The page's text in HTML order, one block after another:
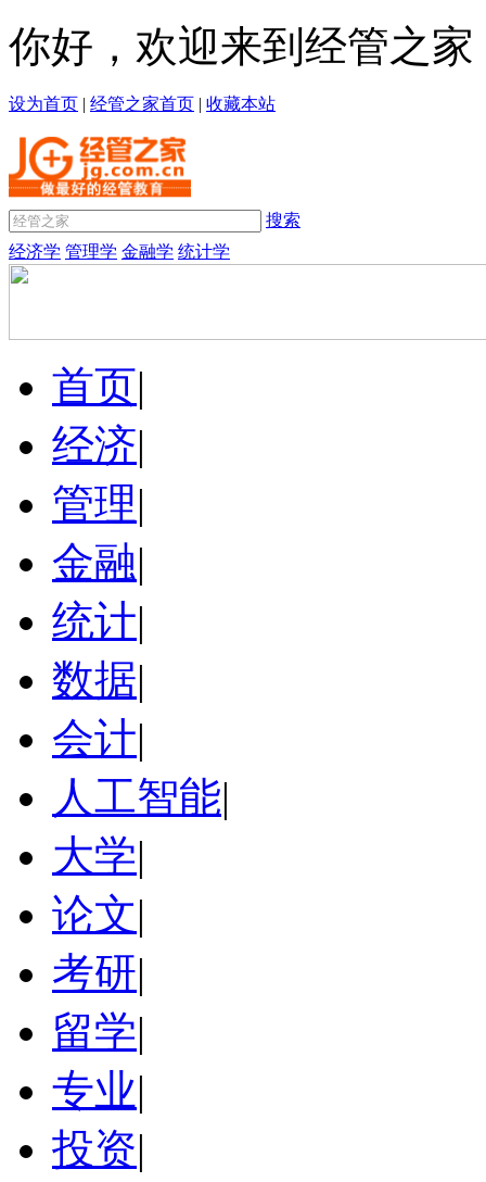
你好，欢迎来到经管之家
设为首页 | 经管之家首页 | 收藏本站
搜索
经济学 管理学 金融学 统计学
首页|
经济|
管理|
金融|
统计|
数据|
会计|
人工智能|
大学|
论文|
考研|
留学|
专业|
投资|